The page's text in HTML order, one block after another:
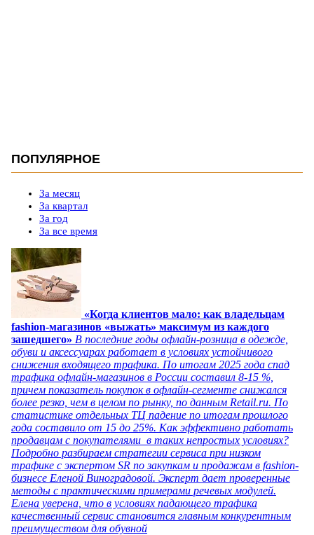
ПОПУЛЯРНОЕ
За месяц
За квартал
За год
За все время
«Когда клиентов мало: как владельцам
fashion-магазинов «выжать» максимум из каждого
зашедшего» В последние годы офлайн-розница в одежде,
обуви и аксессуарах работает в условиях устойчивого
снижения входящего трафика. По итогам 2025 года спад
трафика офлайн-магазинов в России составил 8-15 %,
причем показатель покупок в офлайн-сегменте снижался
более резко, чем в целом по рынку, по данным Retail.ru. По
статистике отдельных ТЦ падение по итогам прошлого
года составило от 15 до 25%. Как эффективно работать
продавцам с покупателями в таких непростых условиях?
Подробно разбираем стратегии сервиса при низком
трафике с экспертом SR по закупкам и продажам в fashion-
бизнесе Еленой Виноградовой. Эксперт дает проверенные
методы с практическими примерами речевых модулей.
Елена уверена, что в условиях падающего трафика
качественный сервис становится главным конкурентным
преимуществом для обувной